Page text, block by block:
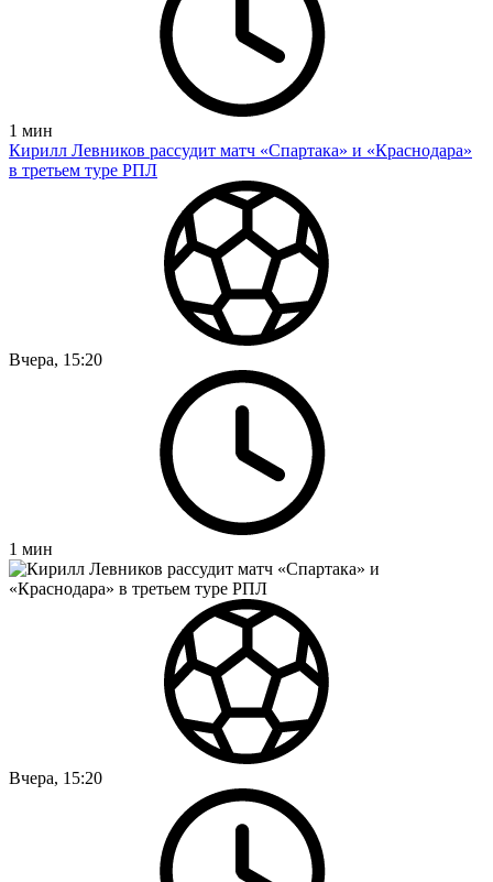
1 мин
Кирилл Левников рассудит матч «Спартака» и «Краснодара»
в третьем туре РПЛ
Вчера, 15:20
1 мин
Вчера, 15:20